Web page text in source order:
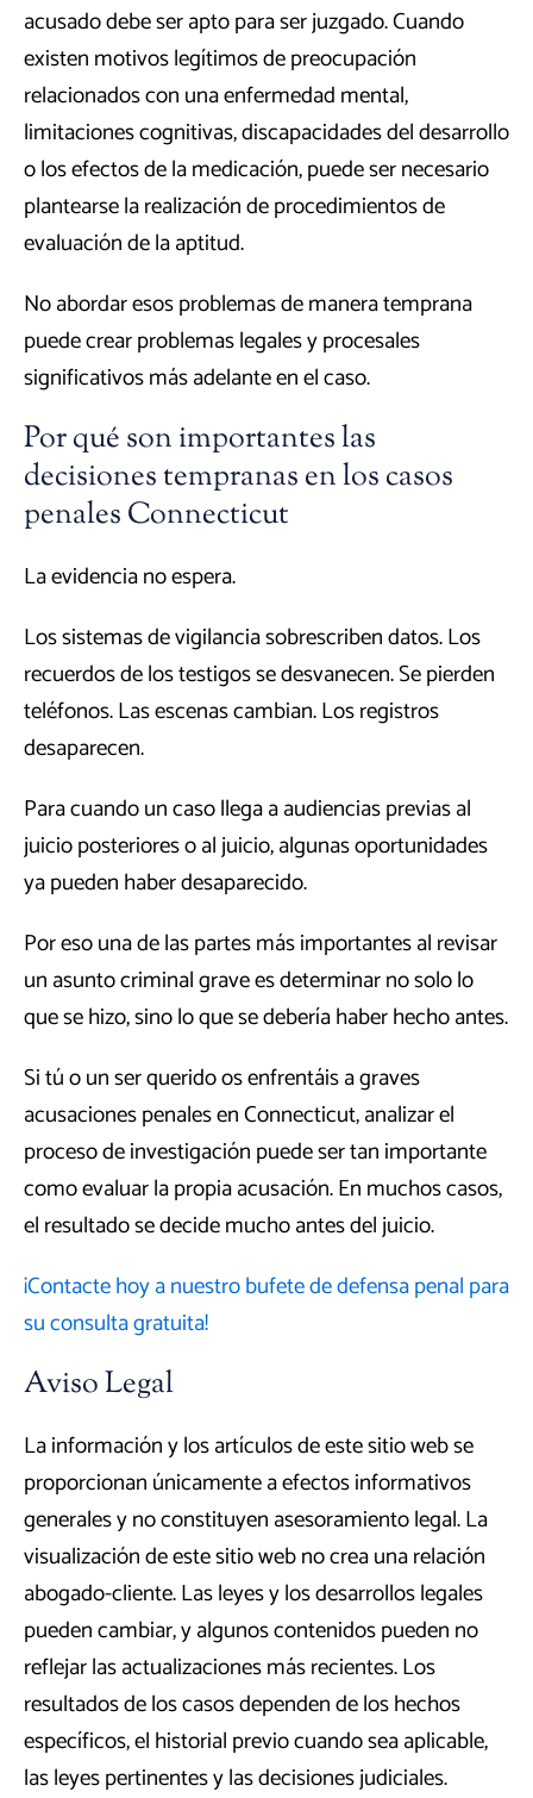
acusado debe ser apto para ser juzgado. Cuando
existen motivos legítimos de preocupación
relacionados con una enfermedad mental,
limitaciones cognitivas, discapacidades del desarrollo
o los efectos de la medicación, puede ser necesario
plantearse la realización de procedimientos de
evaluación de la aptitud.
No abordar esos problemas de manera temprana
puede crear problemas legales y procesales
significativos más adelante en el caso.
Por qué son importantes las
decisiones tempranas en los casos
penales Connecticut
La evidencia no espera.
Los sistemas de vigilancia sobrescriben datos. Los
recuerdos de los testigos se desvanecen. Se pierden
teléfonos. Las escenas cambian. Los registros
desaparecen.
Para cuando un caso llega a audiencias previas al
juicio posteriores o al juicio, algunas oportunidades
ya pueden haber desaparecido.
Por eso una de las partes más importantes al revisar
un asunto criminal grave es determinar no solo lo
que se hizo, sino lo que se debería haber hecho antes.
Si tú o un ser querido os enfrentáis a graves
acusaciones penales en Connecticut, analizar el
proceso de investigación puede ser tan importante
como evaluar la propia acusación. En muchos casos,
el resultado se decide mucho antes del juicio.
¡Contacte hoy a nuestro bufete de defensa penal para
su consulta gratuita!
Aviso Legal
La información y los artículos de este sitio web se
proporcionan únicamente a efectos informativos
generales y no constituyen asesoramiento legal. La
visualización de este sitio web no crea una relación
abogado-cliente. Las leyes y los desarrollos legales
pueden cambiar, y algunos contenidos pueden no
reflejar las actualizaciones más recientes. Los
resultados de los casos dependen de los hechos
específicos, el historial previo cuando sea aplicable,
las leyes pertinentes y las decisiones judiciales.